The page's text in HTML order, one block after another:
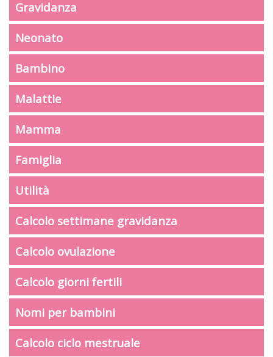
Gravidanza
Neonato
Bambino
Malattie
Mamma
Famiglia
Utilità
Calcolo settimane gravidanza
Calcolo ovulazione
Calcolo giorni fertili
Nomi per bambini
Calcolo ciclo mestruale